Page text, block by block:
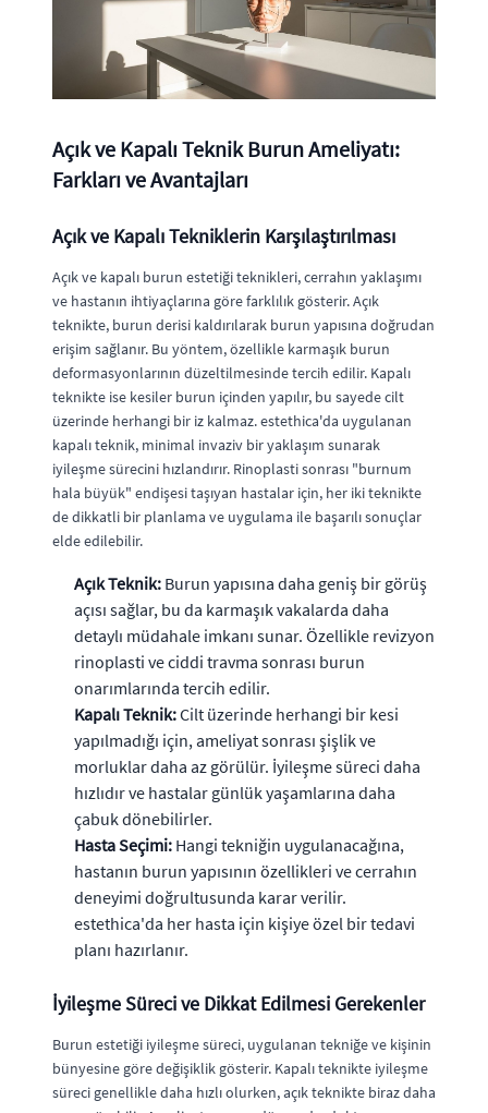
Açık ve Kapalı Teknik Burun Ameliyatı:
Farkları ve Avantajları
Açık ve Kapalı Tekniklerin Karşılaştırılması
Açık ve kapalı burun estetiği teknikleri, cerrahın yaklaşımı
ve hastanın ihtiyaçlarına göre farklılık gösterir. Açık
teknikte, burun derisi kaldırılarak burun yapısına doğrudan
erişim sağlanır. Bu yöntem, özellikle karmaşık burun
deformasyonlarının düzeltilmesinde tercih edilir. Kapalı
teknikte ise kesiler burun içinden yapılır, bu sayede cilt
üzerinde herhangi bir iz kalmaz. estethica'da uygulanan
kapalı teknik, minimal invaziv bir yaklaşım sunarak
iyileşme sürecini hızlandırır. Rinoplasti sonrası "burnum
hala büyük" endişesi taşıyan hastalar için, her iki teknikte
de dikkatli bir planlama ve uygulama ile başarılı sonuçlar
elde edilebilir.
Açık Teknik: Burun yapısına daha geniş bir görüş
açısı sağlar, bu da karmaşık vakalarda daha
detaylı müdahale imkanı sunar. Özellikle revizyon
rinoplasti ve ciddi travma sonrası burun
onarımlarında tercih edilir.
Kapalı Teknik:Cilt üzerinde herhangi bir kesi
yapılmadığı için, ameliyat sonrası şişlik ve
morluklar daha az görülür. İyileşme süreci daha
hızlıdır ve hastalar günlük yaşamlarına daha
çabuk dönebilirler.
Hasta Seçimi: Hangi tekniğin uygulanacağına,
hastanın burun yapısının özellikleri ve cerrahın
deneyimi doğrultusunda karar verilir.
estethica'da her hasta için kişiye özel bir tedavi
planı hazırlanır.
İyileşme Süreci ve Dikkat Edilmesi Gerekenler
Burun estetiği iyileşme süreci, uygulanan tekniğe ve kişinin
bünyesine göre değişiklik gösterir. Kapalı teknikte iyileşme
süreci genellikle daha hızlı olurken, açık teknikte biraz daha